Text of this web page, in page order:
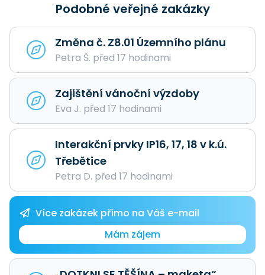
Podobné veřejné zakázky
Změna č. Z8.01 Územního plánu
Petra Š. před 17 hodinami
Zajištění vánoční výzdoby
Eva J. před 17 hodinami
Interakční prvky IP16, 17, 18 v k.ú.
Třebětice
Petra D. před 17 hodinami
Více zakázek přímo na Váš e-mail
Mám zájem